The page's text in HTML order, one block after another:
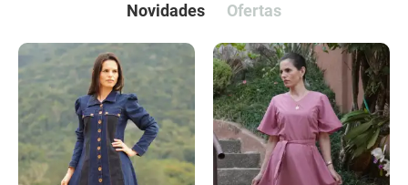
Novidades Ofertas